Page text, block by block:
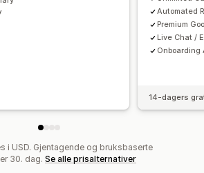
Automated
Premium
Live Chat /
14-dagers
i USD. Gjentagende og bruksbaserte
30. dag. Se alle prisalternativer